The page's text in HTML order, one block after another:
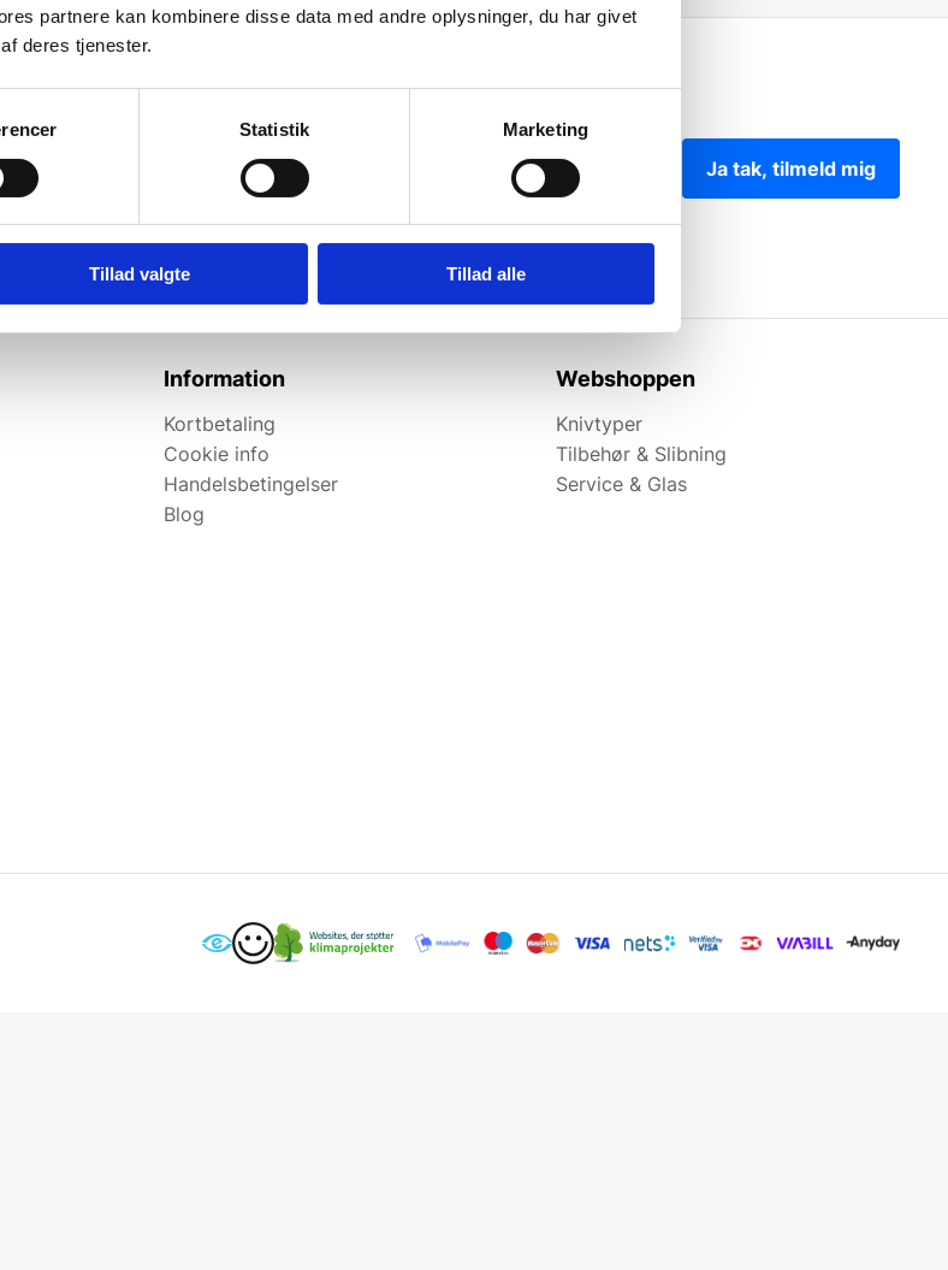
partnere kan kombinere disse data med andre oplysninger, du har givet
deres tjenester.
Statistik Marketing
Tillad valgte Tillad alle
og
Ja tak, tilmeld mig
Information
Kortbetaling
Cookie info
Handelsbetingelser
Blog
Webshoppen
Knivtyper
Tilbehør & Slibning
Service & Glas